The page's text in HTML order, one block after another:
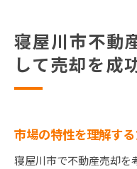
寝屋川市不動
して売却を成
市場の特性を理解す
寝屋川市で不動産売却を